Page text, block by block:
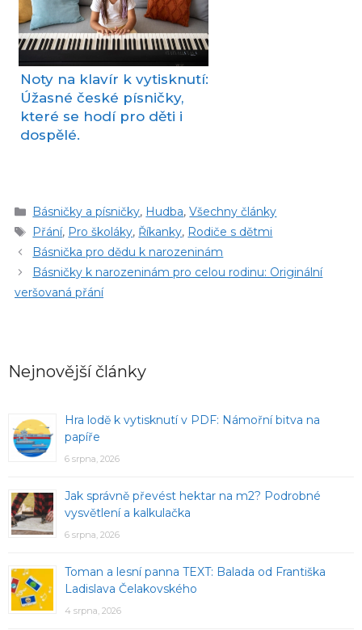
Noty na klavír k vytisknutí:
Úžasné české písničky,
které se hodí pro děti i
dospělé.
Rubriky
Básničky a písničky, Hudba,Všechny články
Štítky
Přání, Pro školáky, Říkanky, Rodiče s dětmi
Básnička pro dědu k narozeninám
Básničky k narozeninám pro celou rodinu: Originální
veršovaná přání
Nejnovější články
Hra lodě k vytisknutí v PDF: Námořní bitva na
papíře
6 srpna, 2026
Jak správně převést hektar na m2? Podrobné
vysvětlení a kalkulačka
6 srpna, 2026
Toman a lesní panna TEXT: Balada od Františka
Ladislava Čelakovského
4 srpna, 2026